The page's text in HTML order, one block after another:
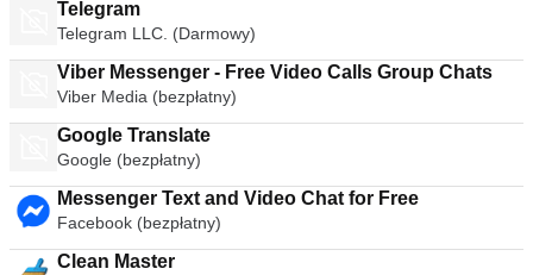
Telegram
Telegram LLC. (Darmowy)
Viber Messenger - Free Video Calls Group Chats
Viber Media (bezpłatny)
Google Translate
Google (bezpłatny)
Messenger Text and Video Chat for Free
Facebook (bezpłatny)
Clean Master